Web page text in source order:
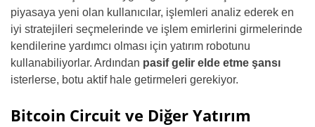
piyasaya yeni olan kullanıcılar, işlemleri analiz ederek en
iyi stratejileri seçmelerinde ve işlem emirlerini girmelerinde
kendilerine yardımcı olması için yatırım robotunu
kullanabiliyorlar. Ardından pasif gelir elde etme şansı
isterlerse, botu aktif hale getirmeleri gerekiyor.
Bitcoin Circuit ve Diğer Yatırım